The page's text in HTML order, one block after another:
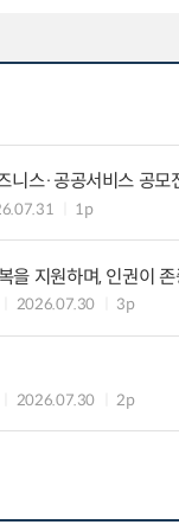
니스·공공서비스 공모
1p
을 지원하며, 인권이
2026.07.30 3p
2026.07.30 2p